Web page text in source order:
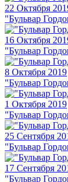
22 Октября
"Бульвар
16 Октября
"Бульвар
8 Октября 2019
"Бульвар
1 Октября 2019
"Бульвар
25 Сентября
"Бульвар
17 Сентября
"Бульвар